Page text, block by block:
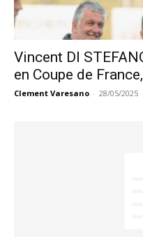
Vincent DI
en Coupe de France,
Clement Varesano - 28/05/2025